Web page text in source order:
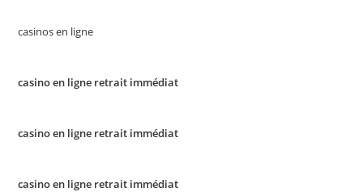
casinos en ligne
casino en ligne retrait immédiat
casino en ligne retrait immédiat
casino en ligne retrait immédiat